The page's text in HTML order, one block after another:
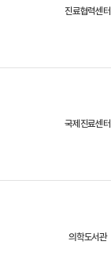
2025년, 대구파티
진료협력센터
국제진료센터
의학도서관